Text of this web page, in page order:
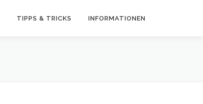
TIPPS & TRICKS INFORMATIONEN